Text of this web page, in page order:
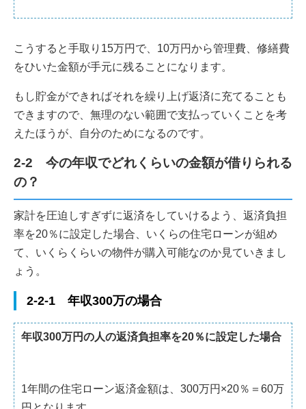
こうすると手取り15万円で、10万円から管理費、修繕費
をひいた金額が手元に残ることになります。
もし貯金ができればそれを繰り上げ返済に充てることも
できますので、無理のない範囲で支払っていくことを考
えたほうが、自分のためになるのです。
2-2 今の年収でどれくらいの金額が借りられる
の？
家計を圧迫しすぎずに返済をしていけるよう、返済負担
率を20％に設定した場合、いくらの住宅ローンが組め
て、いくらくらいの物件が購入可能なのか見ていきまし
ょう。
2-2-1 年収300万の場合
年収300万円の人の返済負担率を20％に設定した場合
1年間の住宅ローン返済金額は、300万円×20％＝60万